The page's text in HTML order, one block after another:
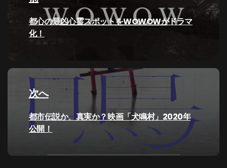
ナ
ゲ
ン
過
去
稿:
都心の最凶心霊スポットをWOWOWがドラマ
化！
次へ
次
の
稿:
都市伝説か、真実か？映画「犬鳴村」2020年
公開！